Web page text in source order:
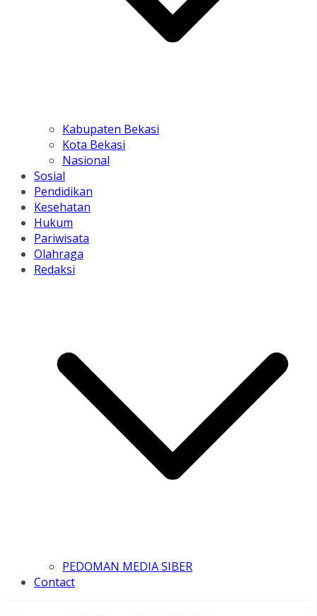
Kabupaten Bekasi
Kota Bekasi
Nasional
Sosial
Pendidikan
Kesehatan
Hukum
Pariwisata
Olahraga
Redaksi
PEDOMAN MEDIA SIBER
Contact